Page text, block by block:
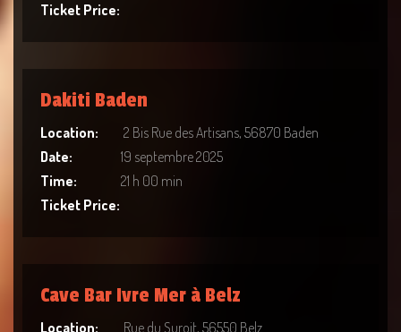
Ticket Price:
Dakiti Baden
Location:
2 Bis Rue des Artisans, 56870 Baden
Date:
19 septembre 2025
Time:
21 h 00 min
Ticket Price:
Cave Bar Ivre Mer à Belz
Location:
Rue du Suroit, 56550 Belz